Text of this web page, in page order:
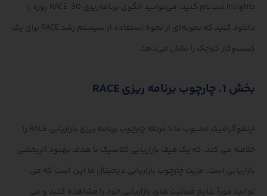
Insights ثبت‌نام کنید، می‌توانید الگوی برنامه‌ریزی RACE 90 روزه را
دانلود کنید که نمونه‌ای از نحوه استفاده از سیستم رشد RACE برای یک
کسب‌وکار کوچک را نشان می‌دهد.
بخش 1. چارچوب برنامه ریزی RACE
اینفوگرافیک محبوب ما 5 مرحله چارچوب برنامه ریزی بازاریابی RACE را
خلاصه می کند، که یک قیف بازاریابی کلاسیک با هدف بهبود اثربخشی
بازاریابی است. مزیت چارچوب بازاریابی دیجیتال ما این است که می
توانید فوراً نتایج فعالیت های بازاریابی خود را مشاهده کنید و می